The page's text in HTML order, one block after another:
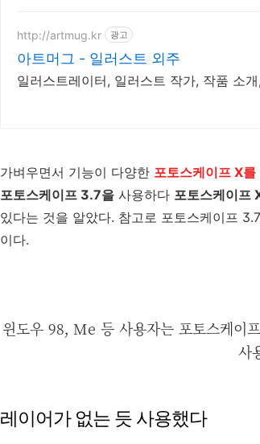
http://artmug.kr 광고
아트머그 - 일러스트 외주
일러스트레이터, 일러스트 작가, 작품 소
가벼우면서 기능이 다양한 포토스케이프 X를
포토스케이프 3.7을 사용하다 포토스케이프
있다는 것을 알았다. 참고로 포토스케이프
이다.
윈도우 98, Me 등 사용자는 포토스케이
사
레이어가 없는 듯 사용했다